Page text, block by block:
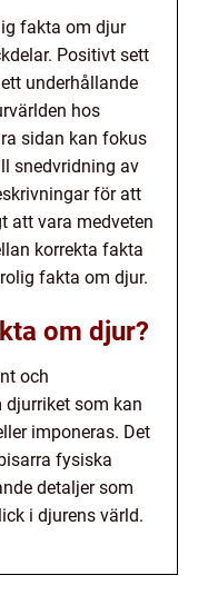
fakta om djur
Positivt sett
underhållande
hos
sidan kan fokus
snedvridning av
för att
att vara medveten
korrekta fakta
fakta om djur.
om djur?
och
som kan
imponeras. Det
fysiska
detaljer som
i djurens värld.